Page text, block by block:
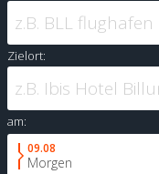
Zielort:
am:
09.08
Morgen